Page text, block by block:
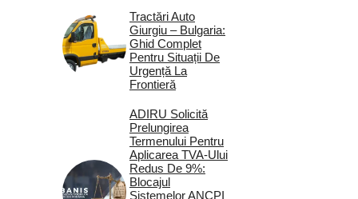
Tractări Auto
Giurgiu – Bulgaria:
Ghid Complet
Pentru Situații De
Urgență La
Frontieră
ADIRU Solicită
Prelungirea
Termenului Pentru
Aplicarea TVA-Ului
Redus De 9%:
Blocajul
Sistemelor ANCPI